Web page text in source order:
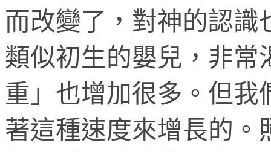
而改變了，對神的認識
類似初生的嬰兒，非常
重」也增加很多。但我
著這種速度來增長的。